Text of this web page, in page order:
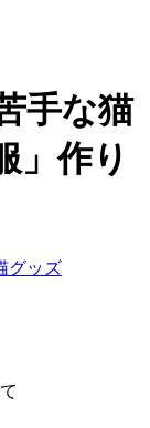
手な猫
」作り
グッズ